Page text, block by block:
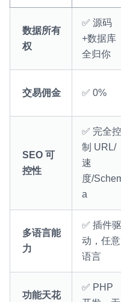
数据所有
权
✅ 源码
+数据库
全归你
交易佣金 ✅ 0%
SEO 可
控性
✅ 完全控
制 URL/
速
度/
a
多语言能
力
✅ 插件驱
动，任意
语言
功能天花
✅ PHP